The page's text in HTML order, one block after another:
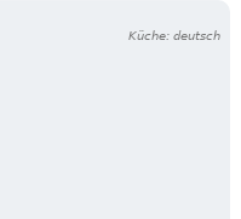
Küche: deutsch